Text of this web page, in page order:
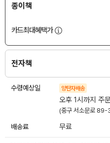
종이책
카드최대혜택가
전자책
수령예상일 양탄자배송
오후 1시까지 주
(중구 서소문로 89-
배송료 무료